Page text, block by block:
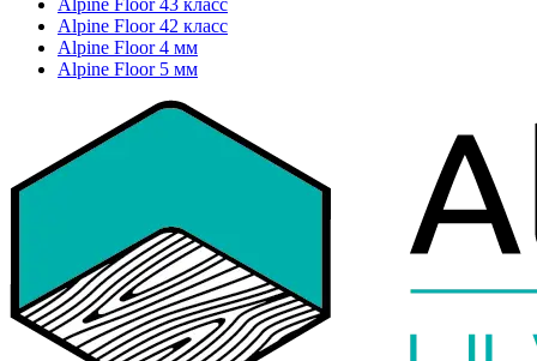
Alpine Floor 42 класс
Alpine Floor 4 мм
Alpine Floor 5 мм